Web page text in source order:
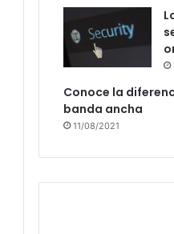
Conoce la
banda ancha
11/08/2021